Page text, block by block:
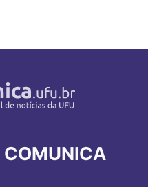
COMUNICA